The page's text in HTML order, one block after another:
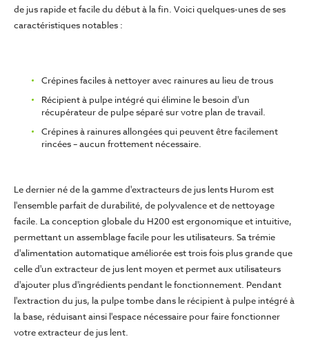
de jus rapide et facile du début à la fin. Voici quelques-unes de ses
caractéristiques notables :
Crépines faciles à nettoyer avec rainures au lieu de trous
Récipient à pulpe intégré qui élimine le besoin d'un
récupérateur de pulpe séparé sur votre plan de travail.
Crépines à rainures allongées qui peuvent être facilement
rincées – aucun frottement nécessaire.
Le dernier né de la gamme d'extracteurs de jus lents Hurom est
l'ensemble parfait de durabilité, de polyvalence et de nettoyage
facile. La conception globale du H200 est ergonomique et intuitive,
permettant un assemblage facile pour les utilisateurs. Sa trémie
d'alimentation automatique améliorée est trois fois plus grande que
celle d'un extracteur de jus lent moyen et permet aux utilisateurs
d'ajouter plus d'ingrédients pendant le fonctionnement. Pendant
l'extraction du jus, la pulpe tombe dans le récipient à pulpe intégré à
la base, réduisant ainsi l'espace nécessaire pour faire fonctionner
votre extracteur de jus lent.